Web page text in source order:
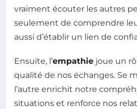
vraiment écouter les autres
seulement de comprendre
aussi d’établir un lien de
Ensuite, l’empathie joue un
qualité de nos échanges. Se
l’autre enrichit notre
situations et renforce nos